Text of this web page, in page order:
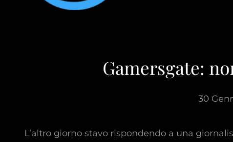
Gamersgate:
30
L’altro giorno stavo rispondendo a una